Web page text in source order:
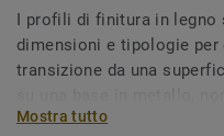
I profili di finitura in legno
dimensioni e tipologie
transizione da una
essere fissati con le viti. I
Mostra tutto